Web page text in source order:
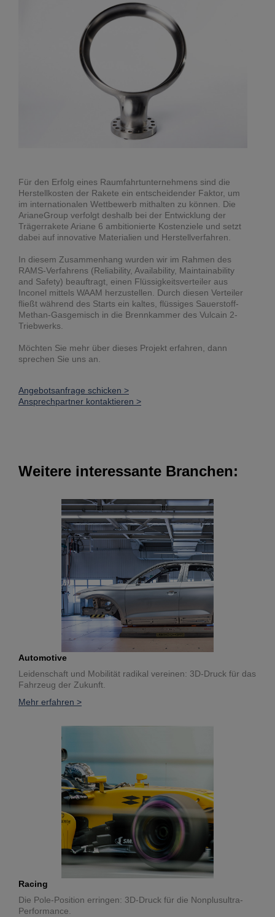
Für den Erfolg eines Raumfahrtunternehmens sind die
Herstellkosten der Rakete ein entscheidender Faktor, um
im internationalen Wettbewerb mithalten zu können. Die
ArianeGroup verfolgt deshalb bei der Entwicklung der
Trägerrakete Ariane 6 ambitionierte Kostenziele und setzt
dabei auf innovative Materialien und Herstellverfahren.
In diesem Zusammenhang wurden wir im Rahmen des
RAMS-Verfahrens (Reliability, Availability, Maintainability
and Safety) beauftragt, einen Flüssigkeitsverteiler aus
Inconel mittels WAAM herzustellen. Durch diesen Verteiler
fließt während des Starts ein kaltes, flüssiges Sauerstoff-
Methan-Gasgemisch in die Brennkammer des Vulcain 2-
Triebwerks.
Möchten Sie mehr über dieses Projekt erfahren, dann
sprechen Sie uns an.
Angebotsanfrage schicken >
Ansprechpartner kontaktieren >
Weitere interessante Branchen:
Automotive
Leidenschaft und Mobilität radikal vereinen: 3D-Druck für das
Fahrzeug der Zukunft.
Mehr erfahren >
Racing
Die Pole-Position erringen: 3D-Druck für die Nonplusultra-
Performance.